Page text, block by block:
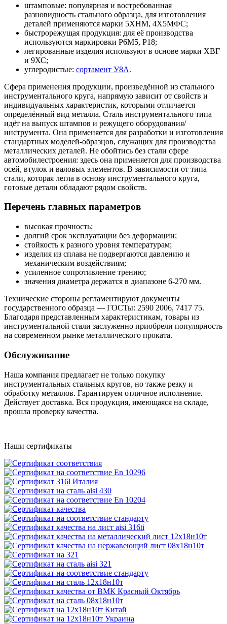
штамповые: популярная и востребованная
разновидность стального образца, для изготовления
деталей применяются марки 5ХНМ, 4Х5МФС;
быстрорежущая продукция: для её производства
используются маркировки Р6М5, Р18;
легированные изделия используют в основе марки ХВГ
и 9ХС;
углеродистые: сортамент У8А.
Сфера применения продукции, произведённой из стального
инструментального круга, напрямую зависит от свойств и
индивидуальных характеристик, которыми отличается
определённый вид металла. Сталь инструментального типа
идёт на выпуск штампов и режущего оборудования/
инструмента. Она применяется для разработки и изготовления
стандартных моделей-образцов, служащих для производства
металлических деталей. Не обойтись без стали сфере
автомобилестроения: здесь она применяется для производства
осей, втулок и валовых элементов. В зависимости от типа
стали, которая легла в основу инструментального круга,
готовые детали обладают рядом свойств.
Перечень главных параметров
высокая прочность;
долгий срок эксплуатации без деформации;
стойкость к разного уровня температурам;
изделия из сплава не подвергаются давлению и
механическим воздействиям;
усиленное сопротивление трению;
значения диаметра держатся в диапазоне 6-270 мм.
Технические стороны регламентируют документы
государственного образца — ГОСТы: 2590 2006, 7417 75.
Благодаря представленным характеристикам, товары из
инструментальной стали заслуженно приобрели популярность
на современном рынке металлического проката.
Обслуживание
Наша компания предлагает не только покупку
инструментальных стальных кругов, но также резку и
обработку металлов. Гарантируем отличное исполнение.
Действует доставка. Вся продукция, имеющаяся на складе,
прошла проверку качества.
Наши сертификаты